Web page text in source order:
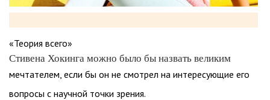
«Теория всего»
Стивена Хокинга можно было бы назвать великим
мечтателем, если бы он не смотрел на интересующие его
вопросы с научной точки зрения.